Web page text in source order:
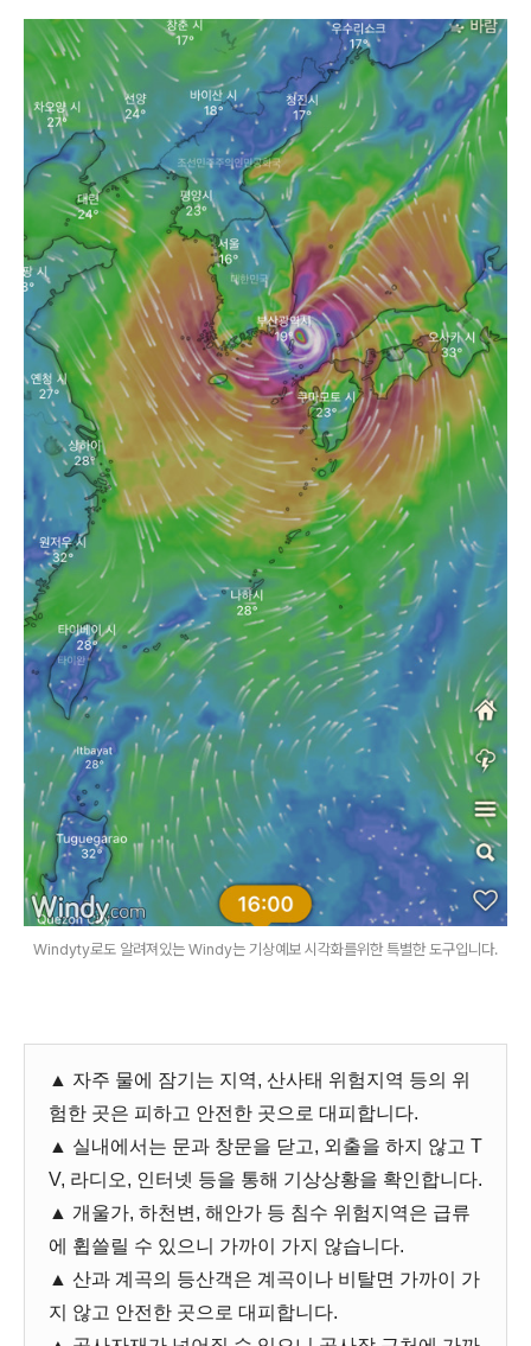
Windyty로도 알려져있는 Windy는 기상예보 시각화를위한 특별한 도구입니다.
▲ 자주 물에 잠기는 지역, 산사태 위험지역 등의 위
험한 곳은 피하고 안전한 곳으로 대피합니다.
▲ 실내에서는 문과 창문을 닫고, 외출을 하지 않고 T
V, 라디오, 인터넷 등을 통해 기상상황을 확인합니다.
▲ 개울가, 하천변, 해안가 등 침수 위험지역은 급류
에 휩쓸릴 수 있으니 가까이 가지 않습니다.
▲ 산과 계곡의 등산객은 계곡이나 비탈면 가까이 가
지 않고 안전한 곳으로 대피합니다.